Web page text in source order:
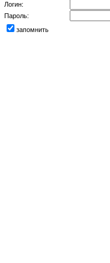
Логин:
Пароль:
запомнить